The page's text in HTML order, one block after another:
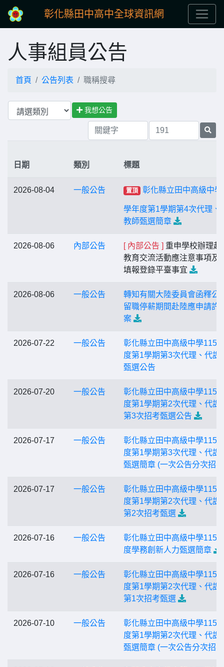
彰化縣田中高中全球資訊網
人事組員公告
首頁 公告列表 職稱搜尋
我想公告
日期 類別 標題
2026-08-04 一般公告 置頂 彰化縣立田中高級中學
學年度第1學期第4次代理、
教師甄選簡章
2026-08-06 內部公告 [ 內部公告 ] 重申學校辦理赴
教育交流活動應注意事項及
填報登錄平臺事宜
2026-08-06 一般公告
轉知有關大陸委員會函釋公
留職停薪期間赴陸應申請許
案
2026-07-22 一般公告
彰化縣立田中高級中學115
度第1學期第3次代理、代課
甄選公告
2026-07-20 一般公告
彰化縣立田中高級中學115
度第1學期第2次代理、代課
第3次招考甄選公告
2026-07-17 一般公告
彰化縣立田中高級中學115
度第1學期第3次代理、代課
甄選簡章 (一次公告分次招
2026-07-17 一般公告
彰化縣立田中高級中學115
度第1學期第2次代理、代課
第2次招考甄選
2026-07-16 一般公告
彰化縣立田中高級中學115
度學務創新人力甄選簡章
2026-07-16 一般公告
彰化縣立田中高級中學115
度第1學期第2次代理、代課
第1次招考甄選
2026-07-10 一般公告
彰化縣立田中高級中學115
度第1學期第2次代理、代課
甄選簡章 (一次公告分次招